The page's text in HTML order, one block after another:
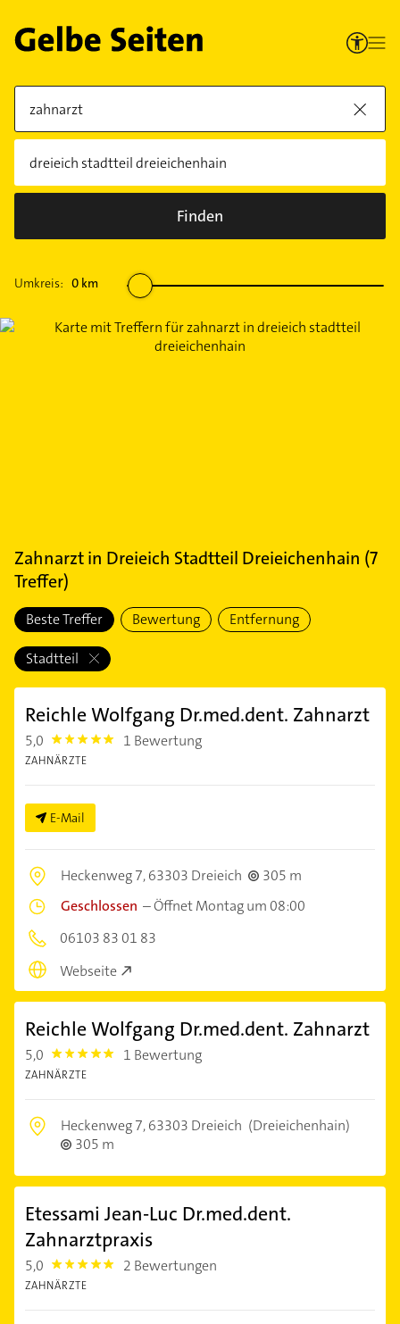
Finden
Umkreis: 0 km
Zahnarztin Dreieich Stadtteil Dreieichenhain (7
Treffer)
Beste Treffer Bewertung Entfernung
Stadtteil
Reichle Wolfgang Dr.med.dent. Zahnarzt
5,0 5.0 1 Bewertung
ZAHNÄRZTE
E-Mail
Heckenweg 7,63303 Dreieich
305 m
Geschlossen –Öffnet Montag um 08:00
06103 83 01 83
Webseite
Reichle Wolfgang Dr.med.dent. Zahnarzt
5,0 5.0 1 Bewertung
ZAHNÄRZTE
Heckenweg 7,63303 Dreieich (Dreieichenhain)
305 m
Etessami Jean-Luc Dr.med.dent.
Zahnarztpraxis
5,0 5.0 2 Bewertungen
ZAHNÄRZTE